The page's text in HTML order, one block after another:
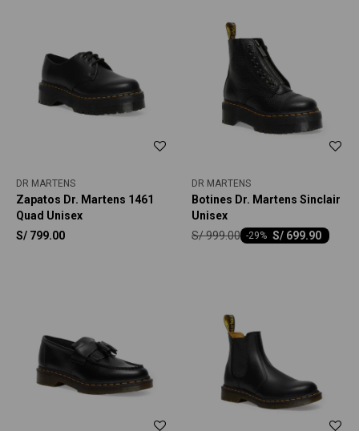
DR MARTENS
Zapatos Dr. Martens 1461
Quad Unisex
S/ 799.00
DR MARTENS
Botines Dr. Martens Sinclair
Unisex
S/ 699.90
-29
S/999.00